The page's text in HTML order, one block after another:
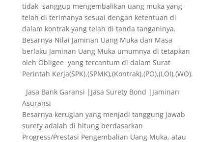
tidak sanggup mengembalikan uang muka yang
telah di terimanya sesuai dengan ketentuan di
dalam kontrak yang telah di tanda tanganinya.
Besarnya Nilai Jaminan Uang Muka dan Masa
berlaku Jaminan Uang Muka umumnya di tetapkan
oleh Obligee yang tercantum di dalam Surat
Perintah Kerja(SPK),(SPMK),(Kontrak),(PO),(LOI),(WO).
Jasa Bank Garansi |Jasa Surety Bond |Jaminan
Asuransi
Besarnya kerugian yang menjadi tanggung jawab
surety adalah di hitung berdasarkan
Progress/Prestasi Pengembalian Uang Muka, atau